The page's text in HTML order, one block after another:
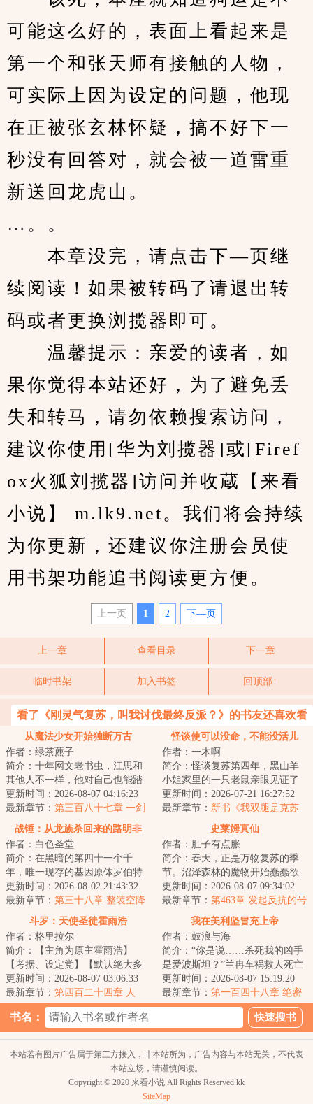
可能这么好的，表面上看起来是
第一个和张天师有接触的人物，
可实际上因为设定的问题，他现
在正被张玄林怀疑，搞不好下一
秒没有回答对，就会被一道雷重
新送回龙虎山。
…。。
本章没完，请点击下—页继
续阅读！如果被转码了请退出转
码或者更换浏揽器即可。
温馨提示：亲爱的读者，如
果你觉得本站还好，为了避免丢
失和转马，请勿依赖搜索访问，
建议你使用[华为刘揽器]或[Firef
ox火狐刘揽器]访问并收蔵【来看
小说】 m.lk9.net。我们将会持续
为你更新，还建议你注册会员使
用书架功能追书阅读更方便。
上一页 1 2 下—页
上一章 查看目录 下一章
临时书架 加入书签 回顶部↑
看了《刚灵气复苏，叫我讨伐最终反派？》的书友还喜欢看
从魔法少女开始独断万古
作者：绿茶藨子
简介：十年网文老书虫，江思和
其他人不一样，他对自己也能踏
出一条修真大道始终深信不疑。
以各路网文前辈...
更新时间：2026-08-07 04:16:23
最新章节： 第三百八十七章 一剑
(七千六 求月票)
怪谈使可以没命，不能没活儿
作者：一木啊
简介：怪谈复苏第四年，黑山羊
小姐家里的一只老鼠亲眼见证了
人类革命的发生。名为“人类”的生
物蜂拥而上...
更新时间：2026-07-21 16:27:52
最新章节： 新书《我双腿是克苏
鲁》，球球各位追读一下
战锤：从龙族杀回来的路明非
作者：白色圣堂
简介：在黑暗的第四十一个千
年，唯一现存的基因原体罗伯特.
基里曼从一万年的静滞中醒来，
看到了昔日的人...
更新时间：2026-08-02 21:43:32
最新章节： 第三十八章 整装空降
史莱姆真仙
作者：肚子有点胀
简介：春天，正是万物复苏的季
节。沼泽森林的魔物开始蠢蠢欲
动，芦苇河岸的亚人削棍制作陷
阱，等待猎物，...
更新时间：2026-08-07 09:34:02
最新章节： 第463章 发起反抗的号
斗罗：天使圣徒霍雨浩
作者：格里拉尔
简介：【主角为原主霍雨浩】
【考据、设定党】【默认绝大多
数读者了解世界观/看过原著，部
分情节减省】千...
更新时间：2026-08-07 03:06:33
最新章节： 第四百二十四章 人
我在美利坚冒充上帝
作者：鼓浪与海
简介：“你是说……杀死我的凶手
是爱波斯坦？”兰冉车祸救人死亡
后穿越到平行世界的美利坚，醒
来正赶上自...
更新时间：2026-08-07 15:19:20
最新章节： 第一百四十八章 绝密
卢浮宫
书名：
本站若有图片广告属于第三方接入，非本站所为，广告内容与本站无关，不代表
本站立场，请谨慎阅读。
Copyright © 2020 来看小说 All Rights Reserved.kk
SiteMap